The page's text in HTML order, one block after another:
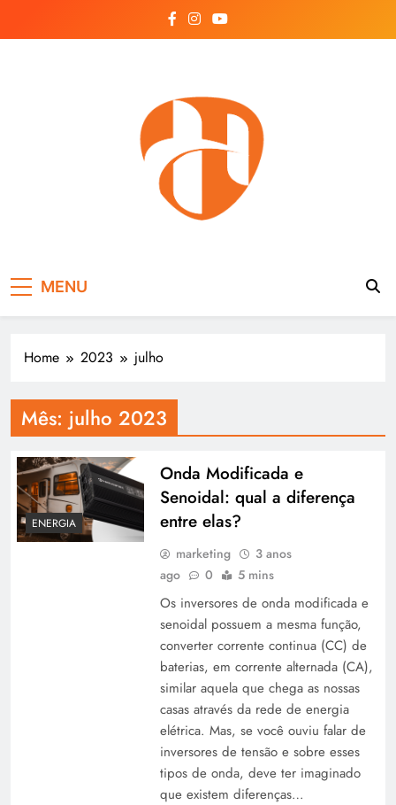
MENU
Home 2023 julho
Mês: julho 2023
ENERGIA
Onda Modificada e
Senoidal: qual a diferença
entre elas?
marketing
3 anos
ago
0 5 mins
Os inversores de onda modificada e
senoidal possuem a mesma função,
converter corrente continua (CC) de
baterias, em corrente alternada (CA),
similar aquela que chega as nossas
casas através da rede de energia
elétrica. Mas, se você ouviu falar de
inversores de tensão e sobre esses
tipos de onda, deve ter imaginado
que existem diferenças…